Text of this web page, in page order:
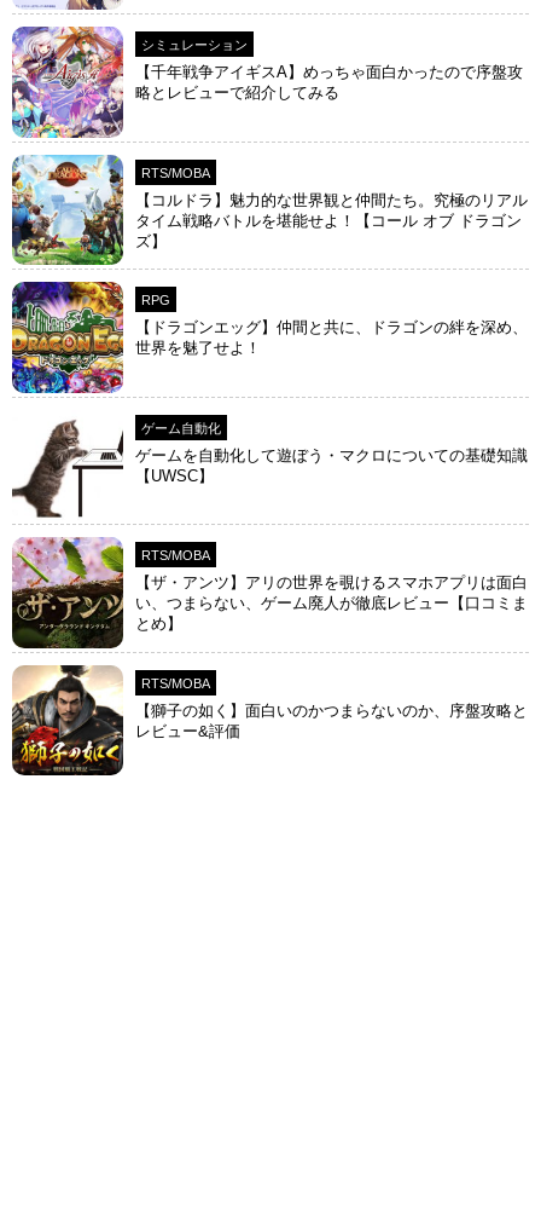
シミュレーション
【千年戦争アイギスA】めっちゃ面白かったので序盤攻
略とレビューで紹介してみる
RTS/MOBA
【コルドラ】魅力的な世界観と仲間たち。究極のリアル
タイム戦略バトルを堪能せよ！【コール オブ ドラゴン
ズ】
RPG
【ドラゴンエッグ】仲間と共に、ドラゴンの絆を深め、
世界を魅了せよ！
ゲーム自動化
ゲームを自動化して遊ぼう・マクロについての基礎知識
【UWSC】
RTS/MOBA
【ザ・アンツ】アリの世界を覗けるスマホアプリは面白
い、つまらない、ゲーム廃人が徹底レビュー【口コミま
とめ】
RTS/MOBA
【獅子の如く】面白いのかつまらないのか、序盤攻略と
レビュー&評価